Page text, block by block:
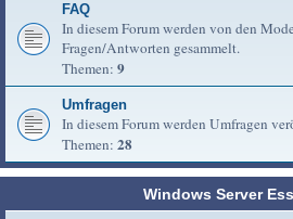
FAQ
In diesem Forum werden von den
Fragen/Antworten gesammelt.
Themen: 9
Umfragen
In diesem Forum werden Umfragen
Themen: 28
Windows Server